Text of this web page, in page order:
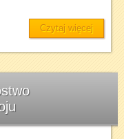
Czytaj więcej